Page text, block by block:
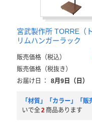
宮武製作所 TORRE（
リムハンガーラック
販売価格（税込）
販売価格（税抜き）
お届け日
： 8月9日（日）
「材質」「カラー」「販
いで全2 商品あります